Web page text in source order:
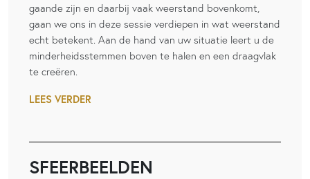
gaande zijn en daarbij vaak weerstand bovenkomt,
gaan we ons in deze sessie verdiepen in wat weerstand
echt betekent. Aan de hand van uw situatie leert u de
minderheidsstemmen boven te halen en een draagvlak
te creëren.
LEES VERDER
SFEERBEELDEN